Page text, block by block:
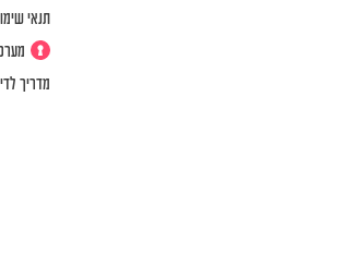
תנאי
מדריך